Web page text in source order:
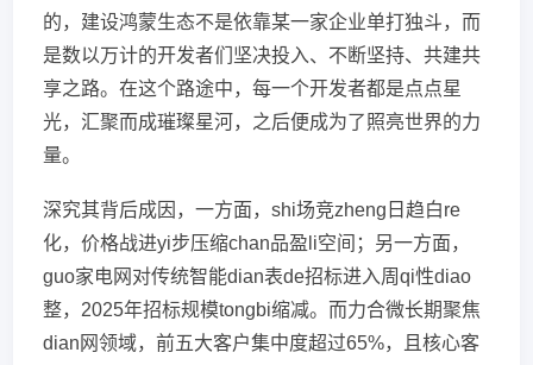
的，建设鸿蒙生态不是依靠某一家企业单打独斗，而
是数以万计的开发者们坚决投入、不断坚持、共建共
享之路。在这个路途中，每一个开发者都是点点星
光，汇聚而成璀璨星河，之后便成为了照亮世界的力
量。
深究其背后成因，一方面，shi场竞zheng日趋白re
化，价格战进yi步压缩chan品盈li空间；另一方面，
guo家电网对传统智能dian表de招标进入周qi性diao
整，2025年招标规模tongbi缩减。而力合微长期聚焦
dian网领域，前五大客户集中度超过65%，且核心客